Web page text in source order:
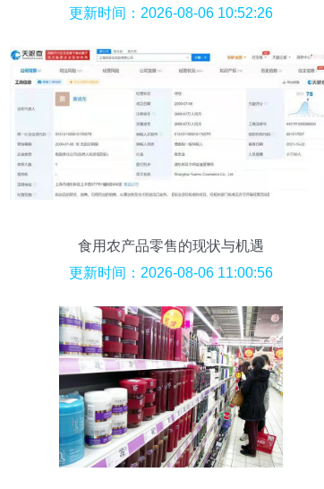
品质密码
更新时间：2026-08-06 10:52:26
食用农产品零售的现状与机遇
更新时间：2026-08-06 11:00:56